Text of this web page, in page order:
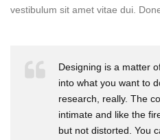
vestibulum sit amet vitae dui.
Designing is a matter
into what you want to
research, really. The
intimate and like the
but not distorted. You